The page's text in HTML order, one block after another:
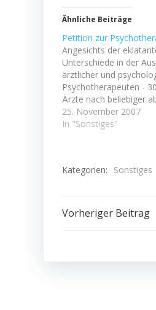
Ähnliche Beiträge
Petition zur
Angesichts der
Unterschiede in der
ärztlicher und
Psychotherapeuten -
Ärzte nach beliebiger
Facharztausbildung
Stunden (oder sogar
Ziel, diese Kluft zu
25. November 2007
In "Sonstiges"
Kategorien: Sonstiges
Vorheriger Beitrag